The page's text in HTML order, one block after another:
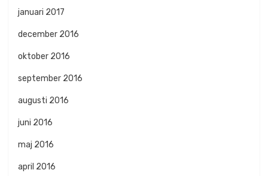
januari 2017
december 2016
oktober 2016
september 2016
augusti 2016
juni 2016
maj 2016
april 2016